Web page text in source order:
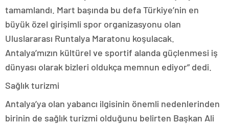
tamamlandı. Mart başında bu defa Türkiye’nin en
büyük özel girişimli spor organizasyonu olan
Uluslararası Runtalya Maratonu koşulacak.
Antalya’mızın kültürel ve sportif alanda güçlenmesi iş
dünyası olarak bizleri oldukça memnun ediyor” dedi.
Sağlık turizmi
Antalya’ya olan yabancı ilgisinin önemli nedenlerinden
birinin de sağlık turizmi olduğunu belirten Başkan Ali